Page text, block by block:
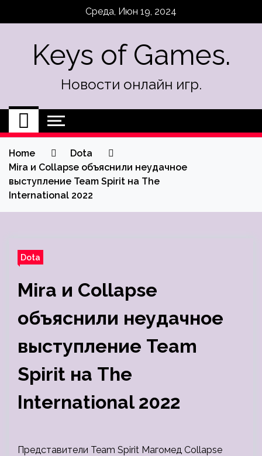
Среда, Июн 19, 2024
Keys of Games.
Новости онлайн игр.
Home
Dota
Mira и Collapse объяснили неудачное
выступление Team Spirit на The
International 2022
Dota
Mira и Collapse
объяснили неудачное
выступление Team
Spirit на The
International 2022
Представители Team Spirit Магомед Collapse